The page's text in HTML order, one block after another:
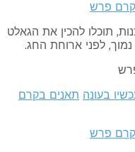
להכין את הגאלט
לפני ארוחת החג.
בעונה תאנים בקרם